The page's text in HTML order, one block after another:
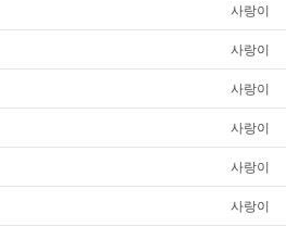
사랑이
사랑이
사랑이
사랑이
사랑이
사랑이